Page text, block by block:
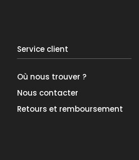
Service client
Où nous trouver ?
Nous contacter
Retours et remboursement